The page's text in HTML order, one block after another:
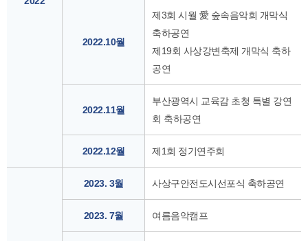
2022.10월
제3회 시월 愛 숲속음악회 개막식
축하공연
제19회 사상강변축제 개막식 축하
공연
2022.11월
부산광역시 교육감 초청 특별 강연
회 축하공연
2022.12월 제1회 정기연주회
2023. 3월 사상구안전도시선포식 축하공연
2023. 7월 여름음악캠프